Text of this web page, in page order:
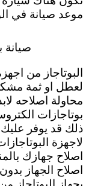
موعد صيانة في
صيانة
البوتاجاز من
لعطل او ثمة
محاولة اصلاحه
ذلك قد يوفر
لاجهزة
اصلاح جهازك
اصلاح الجهاز